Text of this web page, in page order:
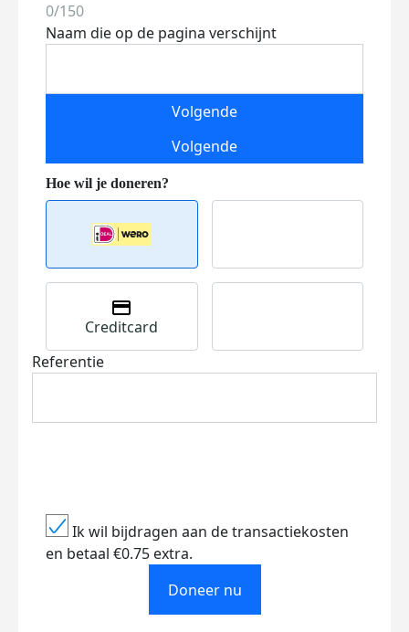
0/150
Naam die op de pagina verschijnt
Volgende
Volgende
Creditcard
Referentie
Ik wil bijdragen aan de transactiekosten
en betaal €0.75 extra.
Doneer nu